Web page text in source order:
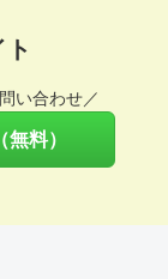
い合わせ／
料）